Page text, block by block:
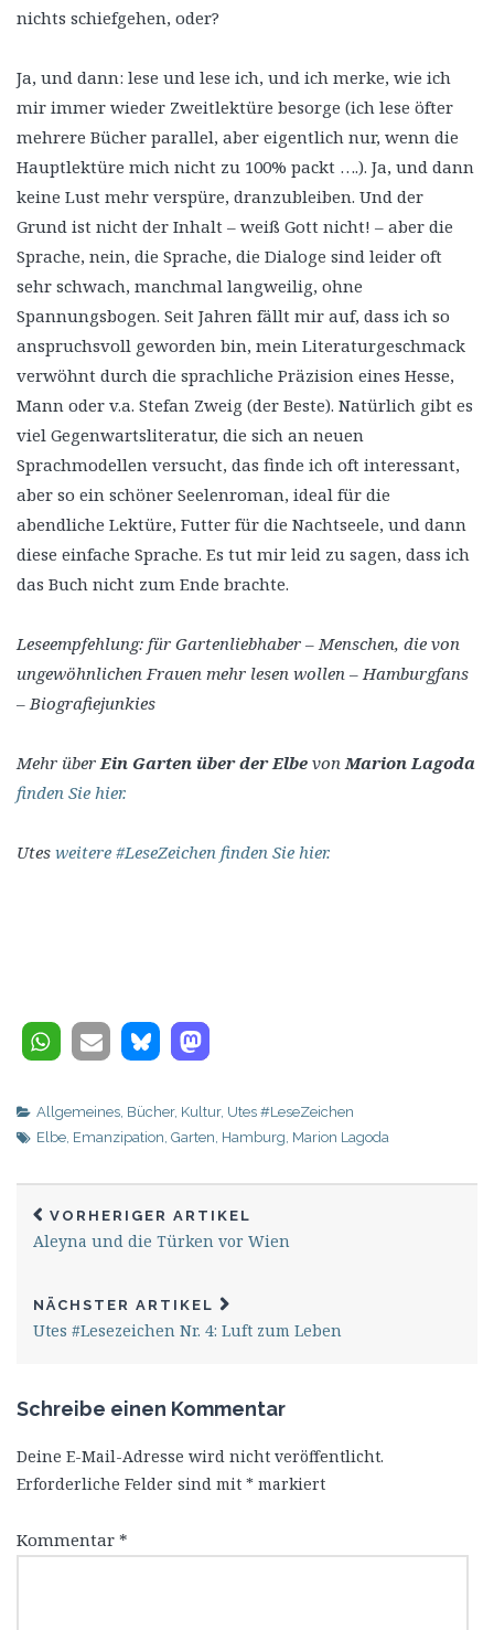
nichts schiefgehen, oder?
Ja, und dann: lese und lese ich, und ich merke, wie ich
mir immer wieder Zweitlektüre besorge (ich lese öfter
mehrere Bücher parallel, aber eigentlich nur, wenn die
Hauptlektüre mich nicht zu 100% packt ….). Ja, und dann
keine Lust mehr verspüre, dranzubleiben. Und der
Grund ist nicht der Inhalt – weiß Gott nicht! – aber die
Sprache, nein, die Sprache, die Dialoge sind leider oft
sehr schwach, manchmal langweilig, ohne
Spannungsbogen. Seit Jahren fällt mir auf, dass ich so
anspruchsvoll geworden bin, mein Literaturgeschmack
verwöhnt durch die sprachliche Präzision eines Hesse,
Mann oder v.a. Stefan Zweig (der Beste). Natürlich gibt es
viel Gegenwartsliteratur, die sich an neuen
Sprachmodellen versucht, das finde ich oft interessant,
aber so ein schöner Seelenroman, ideal für die
abendliche Lektüre, Futter für die Nachtseele, und dann
diese einfache Sprache. Es tut mir leid zu sagen, dass ich
das Buch nicht zum Ende brachte.
Leseempfehlung: für Gartenliebhaber – Menschen, die von
ungewöhnlichen Frauen mehr lesen wollen – Hamburgfans
– Biografiejunkies
Mehr überEin Garten über der Elbe vonMarion Lagoda
finden Sie hier.
Utes weitere #LeseZeichen finden Sie hier.
Allgemeines, Bücher, Kultur, Utes #LeseZeichen
Elbe, Emanzipation, Garten, Hamburg, Marion Lagoda
VORHERIGER ARTIKEL
Aleyna und die Türken vor Wien
NÄCHSTER ARTIKEL
Utes #Lesezeichen Nr. 4: Luft zum Leben
Schreibe einen Kommentar
Deine E-Mail-Adresse wird nicht veröffentlicht.
Erforderliche Felder sind mit * markiert
Kommentar *